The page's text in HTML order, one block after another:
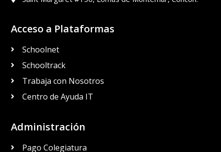
Acceso a Plataformas
Schoolnet
Schooltrack
Trabaja con Nosotros
Centro de Ayuda IT
Administración
Pago Colegiatura